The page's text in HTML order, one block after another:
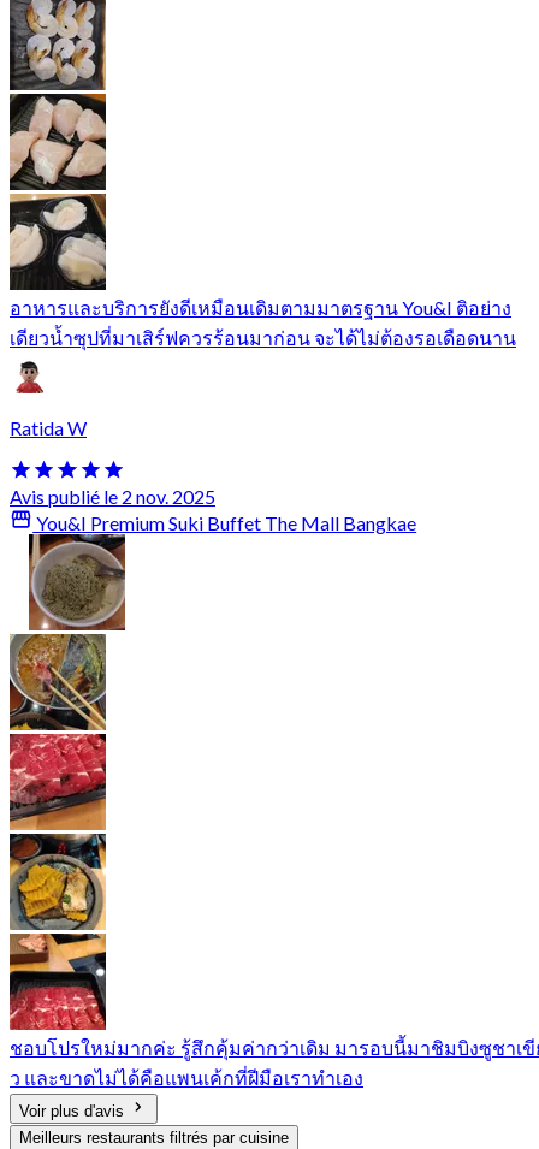
อาหารและบริการยังดีเหมือนเดิมตามมาตรฐาน You&I ติอย่าง
เดียวน้ำซุปที่มาเสิร์ฟควรร้อนมาก่อน จะได้ไม่ต้องรอเดือดนาน
Ratida W
Avis publié le 2 nov. 2025
You&I Premium Suki Buffet The Mall Bangkae
ชอบโปรใหม่มากค่ะ​ รู้สึกคุ้มค่ากว่าเดิม​ มารอบนี้มาชิมบิงซูชาเขี
ว​ และขาดไม่ได้คือแพนเค้กที่ฝีมือเราทำเอง
Voir plus d'avis
Meilleurs restaurants filtrés par cuisine